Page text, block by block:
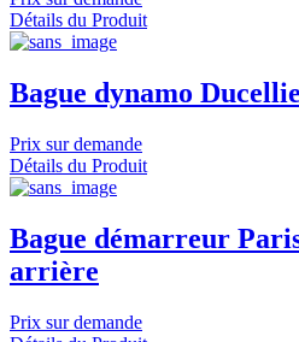
Détails du Produit
Bague dynamo
Prix sur demande
Détails du Produit
Bague démarreur
arrière
Prix sur demande